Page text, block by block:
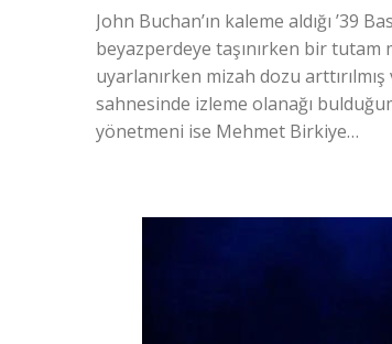
John Buchan’ın kaleme aldığı ’39
beyazperdeye taşınırken bir
uyarlanırken mizah dozu
sahnesinde izleme olanağı
yönetmeni ise Mehmet Birkiye…